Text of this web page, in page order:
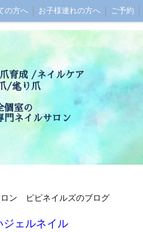
の方へ お子様連れの方へ ご予約
Q&A
育成 /ネイルケア
/毟り爪
個室の
門ネイルサロン
ン ピピネイルズのブログ
ジェルネイル